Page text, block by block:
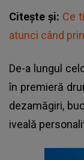
Citește și: Ce
atunci când
De-a lungul
în premieră
dezamăgiri,
iveală